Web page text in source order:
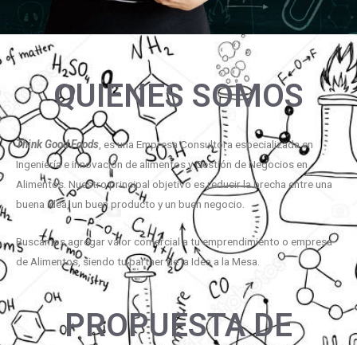
QUIENES SOMOS
Think Good Foods , es una Empresa Consultora especializada en
Ingeniería e innovación de alimentos y Gestión de Negocios en
Alimentos. Nuestro principal objetivo es reducir la brecha entre una
buena idea, un buen producto y un buen negocio.
Buscamos agregar valor comercial a tu emprendimiento o empresa
de Alimentos, siendo tu partner de la Idea a la Mesa.
PROPUESTA DE